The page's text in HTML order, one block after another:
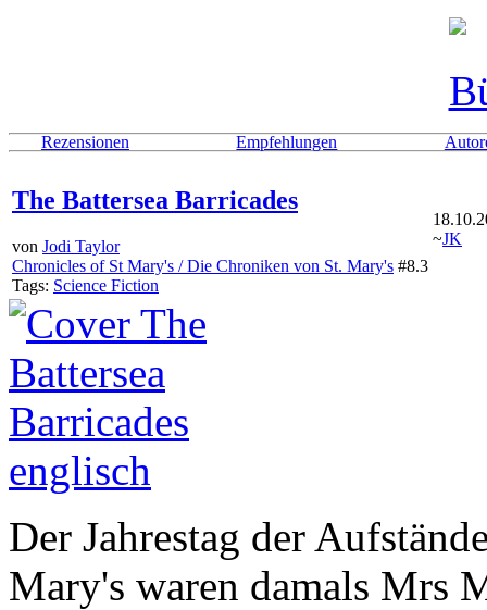
Rezensionen Empfehlungen
The Battersea Barricades
von Jodi Taylor
Chronicles of St Mary's / Die Chroniken von St. Mary's #8.3
Tags: Science Fiction
~JK
Der Jahrestag der
Mary's waren damals Mrs